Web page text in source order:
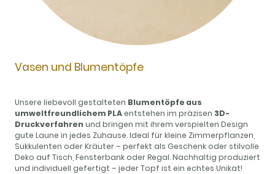
Vasen und Blumentöpfe
Unsere liebevoll gestalteten Blumentöpfe aus
umweltfreundlichem PLAentstehen im präzisen 3D-
Druckverfahren und bringen mit ihrem verspielten Design
gute Laune in jedes Zuhause. Ideal für kleine Zimmerpflanzen,
Sukkulenten oder Kräuter – perfekt als Geschenk oder stilvolle
Deko auf Tisch, Fensterbank oder Regal. Nachhaltig produziert
und individuell gefertigt – jeder Topf ist ein echtes Unikat!